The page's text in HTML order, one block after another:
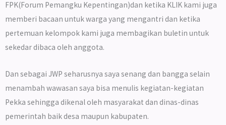
FPK(Forum Pemangku Kepentingan)dan ketika KLIK kami juga
memberi bacaan untuk warga yang mengantri dan ketika
pertemuan kelompok kami juga membagikan buletin untuk
sekedar dibaca oleh anggota.
Dan sebagai JWP seharusnya saya senang dan bangga selain
menambah wawasan saya bisa menulis kegiatan-kegiatan
Pekka sehingga dikenal oleh masyarakat dan dinas-dinas
pemerintah baik desa maupun kabupaten.